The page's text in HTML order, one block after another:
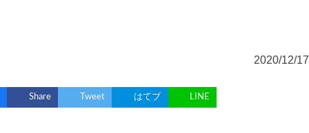
2020/12/17
Share Tweet はてブ LINE